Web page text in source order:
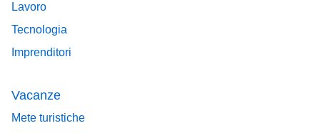
Lavoro
Tecnologia
Imprenditori
Vacanze
Mete turistiche